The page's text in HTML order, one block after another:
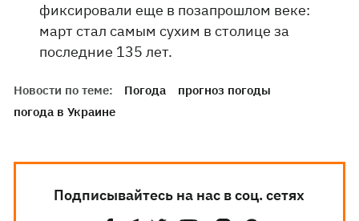
фиксировали еще в позапрошлом веке:
март стал самым сухим в столице за
последние 135 лет.
Новости по теме: Погода
прогноз погоды
погода в Украине
Подписывайтесь на нас в соц. сетях